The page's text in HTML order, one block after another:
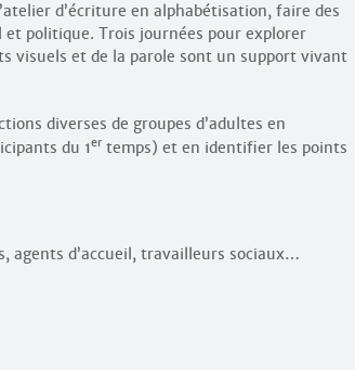
d’écriture en alphabétisation, faire des
politique. Trois journées pour explorer
visuels et de la parole sont un support vivant
diverses de groupes d’adultes en
du 1ertemps) et en identifier les points
agents d’accueil, travailleurs sociaux…